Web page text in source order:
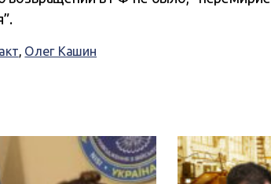
, Олег Кашин